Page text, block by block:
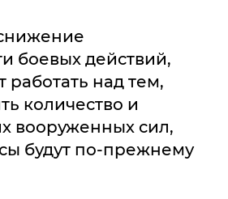
боевых действий,
работать над тем,
количество и
вооруженных сил,
будут по-прежнему